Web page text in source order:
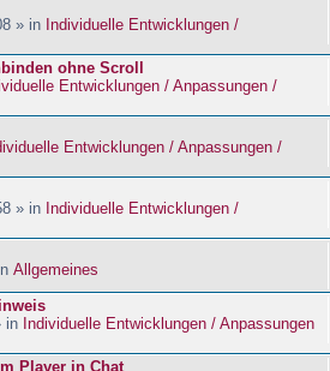
» in Individuelle Entwicklungen /
ohne Scroll
Entwicklungen / Anpassungen /
Entwicklungen / Anpassungen /
» in Individuelle Entwicklungen /
Allgemeines
in Individuelle Entwicklungen / Anpassungen
Player in Chat